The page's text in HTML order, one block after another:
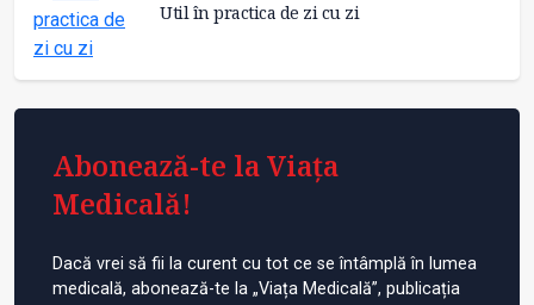
Util în practica de zi cu zi
Abonează-te la Viața
Medicală!
Dacă vrei să fii la curent cu tot ce se întâmplă în lumea
medicală, abonează-te la „Viața Medicală”, publicația